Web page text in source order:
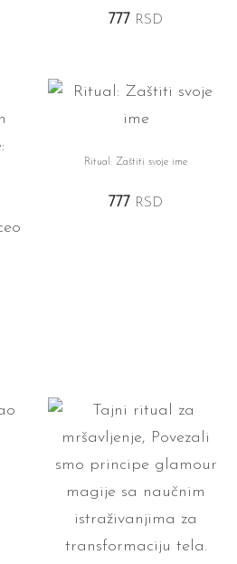
777 RSD
Ritual: Zaštiti svoje ime
777 RSD